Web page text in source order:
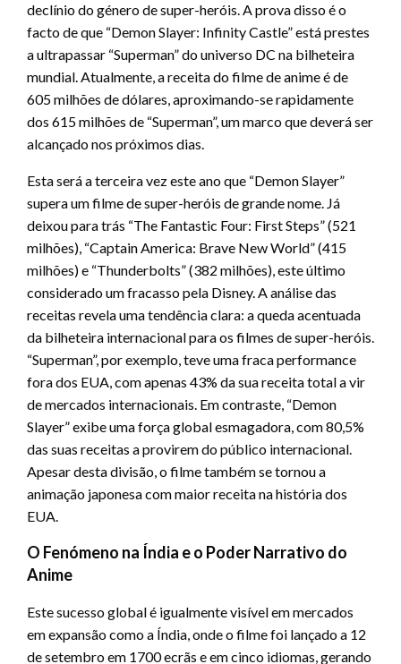
declínio do género de super-heróis. A prova disso é o
facto de que “Demon Slayer: Infinity Castle” está prestes
a ultrapassar “Superman” do universo DC na bilheteira
mundial. Atualmente, a receita do filme de anime é de
605 milhões de dólares, aproximando-se rapidamente
dos 615 milhões de “Superman”, um marco que deverá ser
alcançado nos próximos dias.
Esta será a terceira vez este ano que “Demon Slayer”
supera um filme de super-heróis de grande nome. Já
deixou para trás “The Fantastic Four: First Steps” (521
milhões), “Captain America: Brave New World” (415
milhões) e “Thunderbolts” (382 milhões), este último
considerado um fracasso pela Disney. A análise das
receitas revela uma tendência clara: a queda acentuada
da bilheteira internacional para os filmes de super-heróis.
“Superman”, por exemplo, teve uma fraca performance
fora dos EUA, com apenas 43% da sua receita total a vir
de mercados internacionais. Em contraste, “Demon
Slayer” exibe uma força global esmagadora, com 80,5%
das suas receitas a provirem do público internacional.
Apesar desta divisão, o filme também se tornou a
animação japonesa com maior receita na história dos
EUA.
O Fenómeno na Índia e o Poder Narrativo do
Anime
Este sucesso global é igualmente visível em mercados
em expansão como a Índia, onde o filme foi lançado a 12
de setembro em 1700 ecrãs e em cinco idiomas, gerando